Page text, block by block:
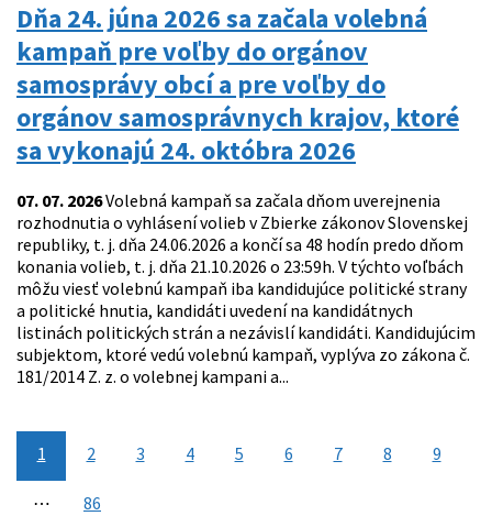
Dňa 24. júna 2026 sa začala volebná
kampaň pre voľby do orgánov
samosprávy obcí a pre voľby do
orgánov samosprávnych krajov, ktoré
sa vykonajú 24. októbra 2026
07. 07. 2026Volebná kampaň sa začala dňom uverejnenia
rozhodnutia o vyhlásení volieb v Zbierke zákonov Slovenskej
republiky, t. j. dňa 24.06.2026 a končí sa 48 hodín predo dňom
konania volieb, t. j. dňa 21.10.2026 o 23:59h. V týchto voľbách
môžu viesť volebnú kampaň iba kandidujúce politické strany
a politické hnutia, kandidáti uvedení na kandidátnych
listinách politických strán a nezávislí kandidáti. Kandidujúcim
subjektom, ktoré vedú volebnú kampaň, vyplýva zo zákona č.
181/2014 Z. z. o volebnej kampani a...
1 2 3 4 5 6 7 8 9
⋯ 86